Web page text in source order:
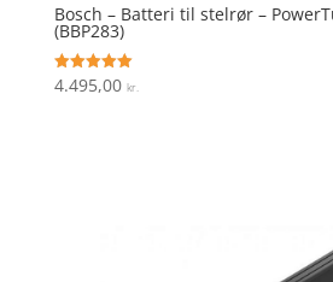
Bosch – Batteri til stelrør –
(BBP283)
Vurderet
5
4.495,00 kr.